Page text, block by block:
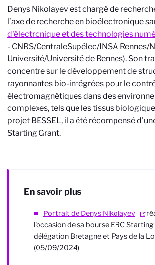
Denys Nikolayev est chargé de
l’axe de recherche en bioélectronique
d'électronique et des technologies
- CNRS/CentraleSupélec/INSA Rennes/
Université/Université de Rennes). Son
concentre sur le développement de
rayonnantes bio-intégrées pour le
électromagnétiques dans des
complexes, tels que les tissus
projet BESSEL, il a été récompensé
Starting Grant.
En savoir plus
Portrait de Denys Nikolayev
:
l'occasion de sa bourse ERC
délégation Bretagne et Pays de la
(05/09/2024)